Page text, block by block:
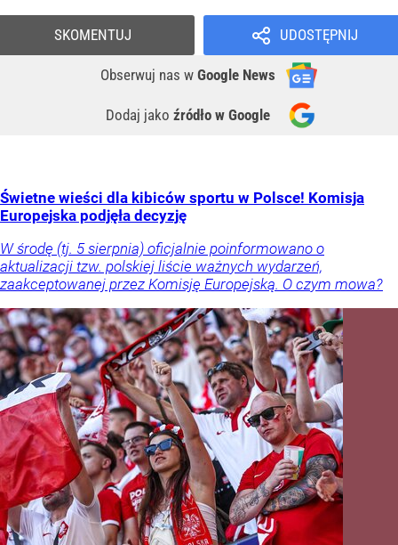
UDOSTĘPNIJ
Obserwuj nas w Google News
Dodaj jako źródło w Google
SKOMENTUJ
Świetne wieści dla kibiców sportu w Polsce! Komisja
Europejska podjęła decyzję
W środę (tj. 5 sierpnia) oficjalnie poinformowano o
aktualizacji tzw. polskiej liście ważnych wydarzeń,
zaakceptowanej przez Komisję Europejską. O czym mowa?